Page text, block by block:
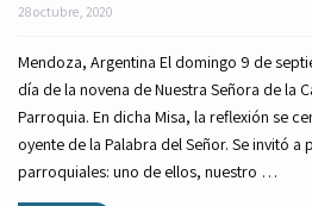
28 octubre, 2020
Mendoza, Argentina El domingo 9 de
día de la novena de Nuestra Señora de la
Parroquia. En dicha Misa, la reflexión se
oyente de la Palabra del Señor. Se invitó
parroquiales: uno de ellos, nuestro …